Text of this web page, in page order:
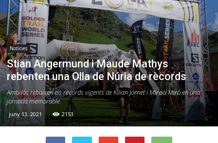
Notícies
Stian Angermund i Maude Mathys
rebenten una Olla de Núria de rècords
Ambdós rebaixen els rècords vigents de Kilian Jornet i Mireia Miró en una
jornada memorable
juny 13, 2021 2153